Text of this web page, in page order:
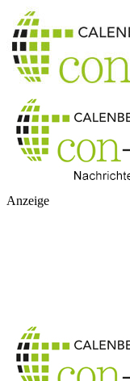
Anzeige